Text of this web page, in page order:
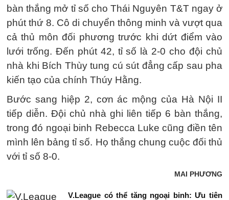
bàn thắng mở tỉ số cho Thái Nguyên T&T ngay ở
phút thứ 8. Cô di chuyển thông minh và vượt qua
cả thủ môn đối phương trước khi dứt điểm vào
lưới trống. Đến phút 42, tỉ số là 2-0 cho đội chủ
nhà khi Bích Thùy tung cú sút đẳng cấp sau pha
kiến tạo của chính Thúy Hằng.
Bước sang hiệp 2, cơn ác mộng của Hà Nội II
tiếp diễn. Đội chủ nhà ghi liên tiếp 6 bàn thắng,
trong đó ngoại binh Rebecca Luke cũng điền tên
mình lên bảng tỉ số. Họ thắng chung cuộc đối thủ
với tỉ số 8-0.
MAI PHƯƠNG
V.League có thể tăng ngoại binh: Ưu tiên